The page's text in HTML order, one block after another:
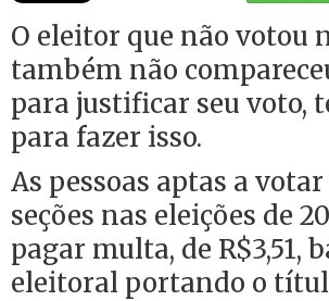
O eleitor que não votou
também não
para justificar seu voto,
para fazer isso.
As pessoas aptas a
seções nas eleições de
pagar multa, de
eleitoral portando o